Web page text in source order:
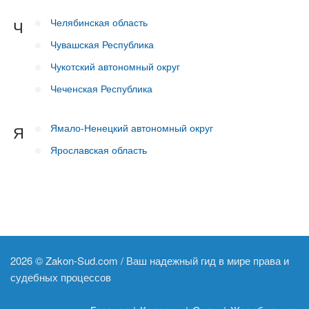
Ч
Челябинская область
Чувашская Республика
Чукотский автономный округ
Чеченская Республика
Я
Ямало-Ненецкий автономный округ
Ярославская область
2026 ©Zakon-Sud.com / Ваш надежный гид в мире права и
судебных процессов